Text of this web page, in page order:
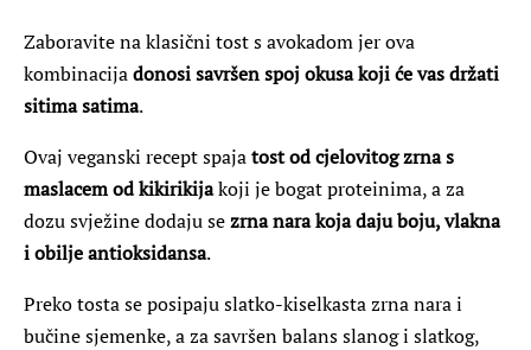
Zaboravite na klasični tost s avokadom jer ova
kombinacijadonosi savršen spoj okusa koji će vas držati
sitima satima.
Ovaj veganski recept spajatost od cjelovitog zrna s
maslacem od kikirikijakoji je bogat proteinima, a za
dozu svježine dodaju sezrna nara koja daju boju, vlakna
i obilje antioksidansa.
Preko tosta se posipaju slatko-kiselkasta zrna nara i
bučine sjemenke, a za savršen balans slanog i slatkog,